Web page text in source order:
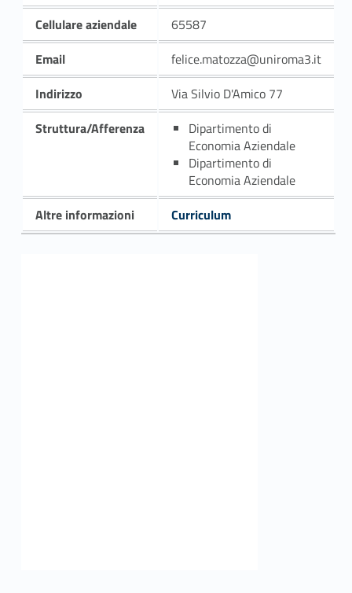
Cellulare aziendale
65587
Email
felice.matozza@uniroma3.it
Indirizzo
Via Silvio D'Amico 77
Struttura/Afferenza
Dipartimento di
Economia Aziendale
Dipartimento di
Economia Aziendale
Altre informazioni
Curriculum